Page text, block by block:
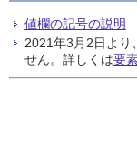
値欄の記号の説明
2021年3月2日より
せん。詳しくは要